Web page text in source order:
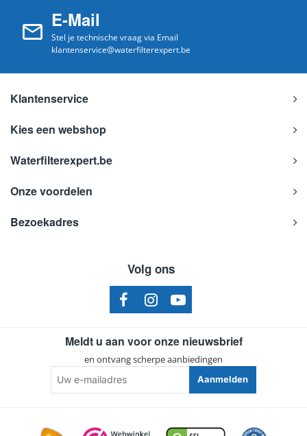
E-Mail
Stel je technische vraag via Email
klantenservice@waterfilterexpert.be
Klantenservice
Kies een webshop
Waterfilterexpert.be
Onze voordelen
Bezoekadres
Volg ons
Meldt u aan voor onze nieuwsbrief
en ontvang scherpe aanbiedingen
e-
mailadres
Aanmelden